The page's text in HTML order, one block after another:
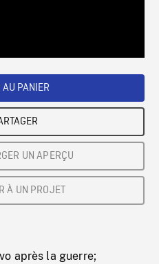
PANIER
UN APERÇU
À UN PROJET
après la guerre;